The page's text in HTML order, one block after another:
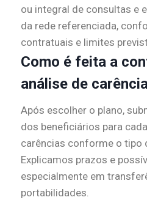
ou integral de consultas e
da rede referenciada,
contratuais e limites
Como é feita a
análise de
Após escolher o plano,
dos beneficiários para
carências conforme o tipo
Explicamos prazos e
especialmente em
portabilidades.